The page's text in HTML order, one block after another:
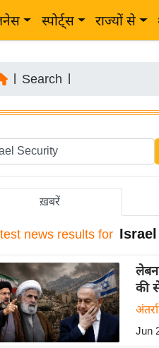
स्पोर्ट्स राज्यों से
Search
ख़बरें
news results for
की
Jun